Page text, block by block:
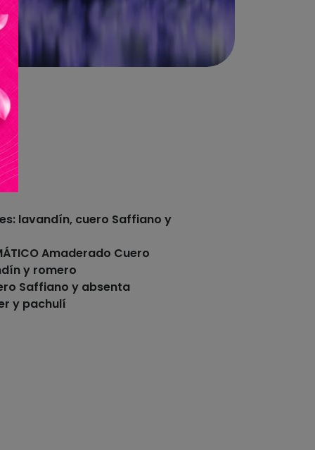
lavandín, cuero Saffiano y
Amaderado Cuero
y romero
Saffiano y absenta
y pachulí